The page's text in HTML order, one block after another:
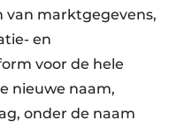
van marktgegevens,
en
voor de hele
nieuwe naam,
onder de naam